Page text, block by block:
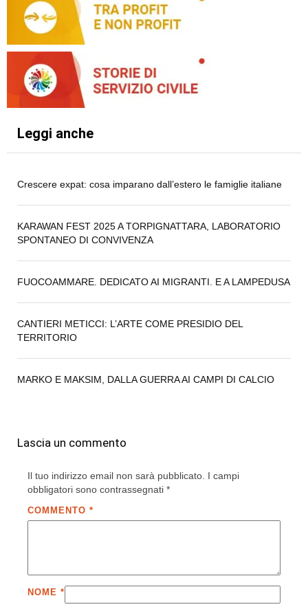
Leggi anche
Crescere expat: cosa imparano dall’estero le famiglie italiane
KARAWAN FEST 2025 A TORPIGNATTARA, LABORATORIO
SPONTANEO DI CONVIVENZA
FUOCOAMMARE. DEDICATO AI MIGRANTI. E A LAMPEDUSA
CANTIERI METICCI: L’ARTE COME PRESIDIO DEL
TERRITORIO
MARKO E MAKSIM, DALLA GUERRA AI CAMPI DI CALCIO
Lascia un commento
Il tuo indirizzo email non sarà pubblicato. I campi
obbligatori sono contrassegnati *
COMMENTO *
NOME *